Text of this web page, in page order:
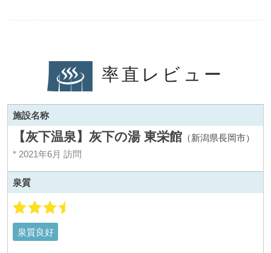
率直レビュー
施設名称
【灰下温泉】灰下の湯 東栄館 （新潟県長岡市）
* 2021年6月 訪問
泉質
泉質良好